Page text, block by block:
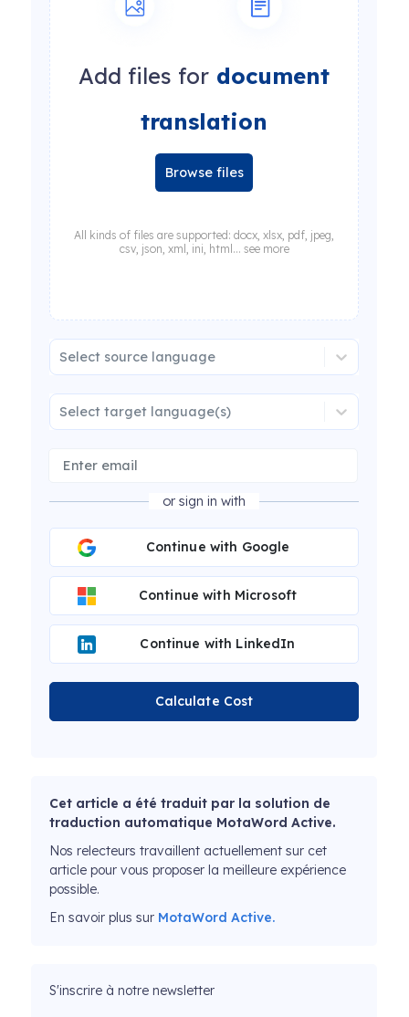
Add files for document
translation
Browse files
All kinds of files are supported: docx, xlsx, pdf, jpeg,
csv, json, xml, ini, html... see more
Select source language
Select target language(s)
or sign in with
Continue with Google
Continue with Microsoft
Continue with LinkedIn
Calculate Cost
Cet article a été traduit par la solution de
traduction automatique MotaWord Active.
Nos relecteurs travaillent actuellement sur cet
article pour vous proposer la meilleure expérience
possible.
En savoir plus sur MotaWord Active.
S'inscrire à notre newsletter